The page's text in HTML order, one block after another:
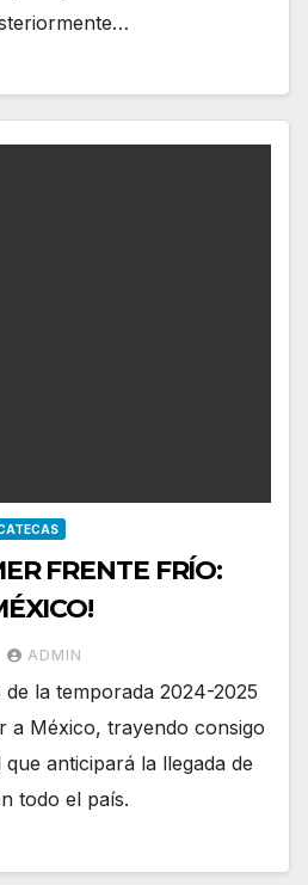
FRENTE FRÍO:
ADMIN
la temporada 2024-2025
a México, trayendo consigo
anticipará la llegada de
todo el país.